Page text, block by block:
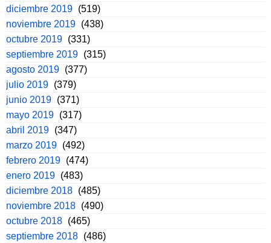
diciembre 2019 (519)
noviembre 2019 (438)
octubre 2019 (331)
septiembre 2019 (315)
agosto 2019 (377)
julio 2019 (379)
junio 2019 (371)
mayo 2019 (317)
abril 2019 (347)
marzo 2019 (492)
febrero 2019 (474)
enero 2019 (483)
diciembre 2018 (485)
noviembre 2018 (490)
octubre 2018 (465)
septiembre 2018 (486)